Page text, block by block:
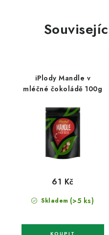
iPlody Mandle v
mléčné čokoládě 100g
Skladem (>5 ks)
61 Kč